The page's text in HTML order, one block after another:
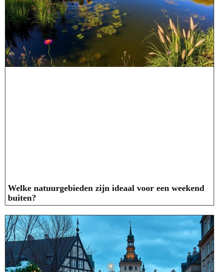
Welke natuurgebieden zijn ideaal voor een weekend
buiten?